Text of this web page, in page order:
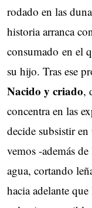
rodado en las
historia arranca
consumado en el
su hijo. Tras ese
Nacido y criado,
concentra en las
decide subsistir en
vemos -además
agua, cortando
hacia adelante